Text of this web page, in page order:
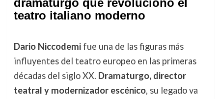
dramaturgo que revolucionó el
teatro italiano moderno
Dario Niccodemifue una de las figuras más
influyentes del teatro europeo en las primeras
décadas del siglo XX. Dramaturgo, director
teatral y modernizador escénico, su legado va